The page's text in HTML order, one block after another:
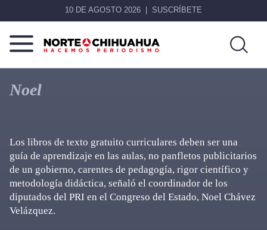
10 DE AGOSTO 2026 SUSCRÍBETE
Norte
Más
Noel
Los libros de texto gratuito curriculares deben ser una
guía de aprendizaje en las aulas, no panfletos publicitarios
de un gobierno, carentes de pedagogía, rigor científico y
metodología didáctica, señaló el coordinador de los
diputados del PRI en el Congreso del Estado, Noel Chávez
Velázquez.